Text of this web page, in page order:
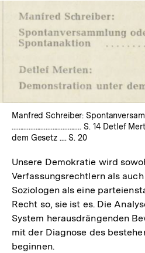
Manfred Schreiber:
......................................... S. 14 Detlef
dem Gesetz .... S. 20
Unsere Demokratie wird
Verfassungsrechtlern als
Soziologen als eine
Recht so, sie ist es. Die
System herausdrängenden
mit der Diagnose des
beginnen.